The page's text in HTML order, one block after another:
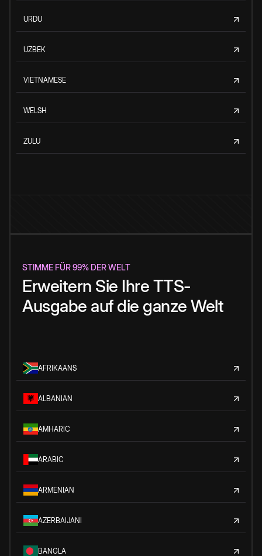
URDU
UZBEK
VIETNAMESE
WELSH
ZULU
STIMME FÜR 99% DER WELT
Erweitern Sie Ihre TTS-
Ausgabe auf die ganze Welt
AFRIKAANS
ALBANIAN
AMHARIC
ARABIC
ARMENIAN
AZERBAIJANI
BANGLA